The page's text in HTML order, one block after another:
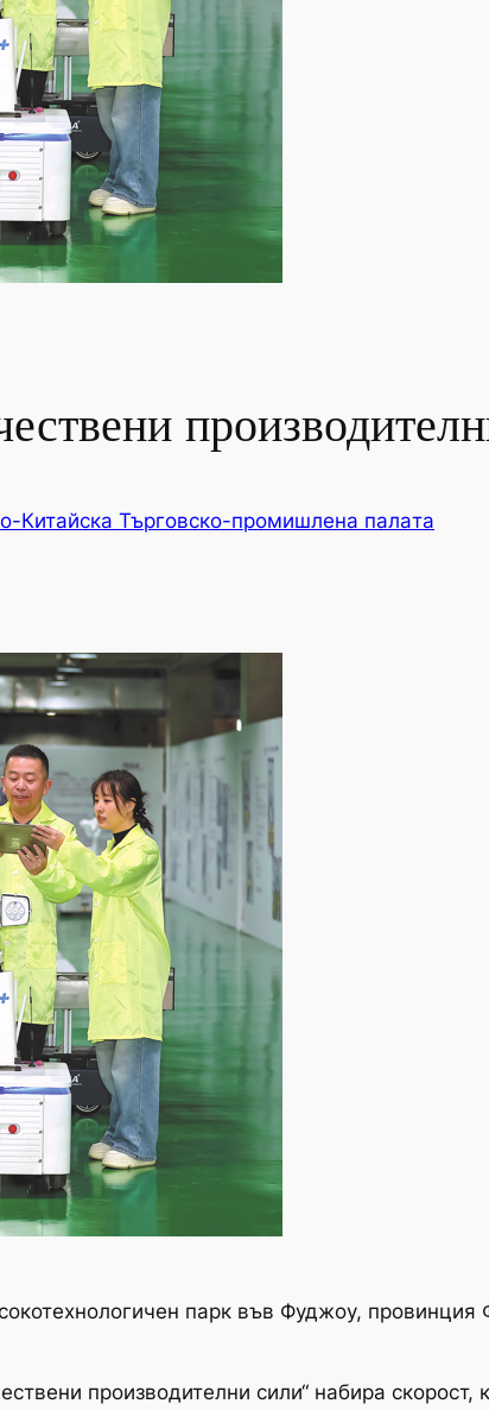
Китайска Търговско-промишлена палaта
парк във Фуджоу,
производителни сили“ набира скорост,